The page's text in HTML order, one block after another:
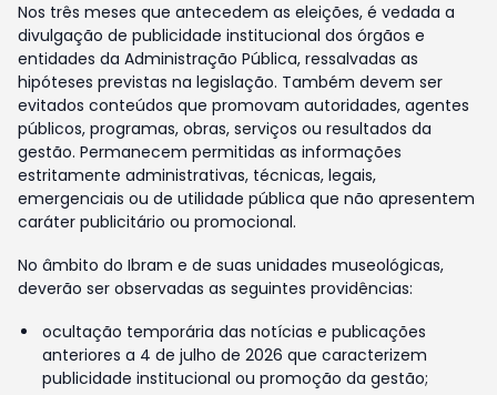
Nos três meses que antecedem as eleições, é vedada a
divulgação de publicidade institucional dos órgãos e
entidades da Administração Pública, ressalvadas as
hipóteses previstas na legislação. Também devem ser
evitados conteúdos que promovam autoridades, agentes
públicos, programas, obras, serviços ou resultados da
gestão. Permanecem permitidas as informações
estritamente administrativas, técnicas, legais,
emergenciais ou de utilidade pública que não apresentem
caráter publicitário ou promocional.
No âmbito do Ibram e de suas unidades museológicas,
deverão ser observadas as seguintes providências:
ocultação temporária das notícias e publicações
anteriores a 4 de julho de 2026 que caracterizem
publicidade institucional ou promoção da gestão;